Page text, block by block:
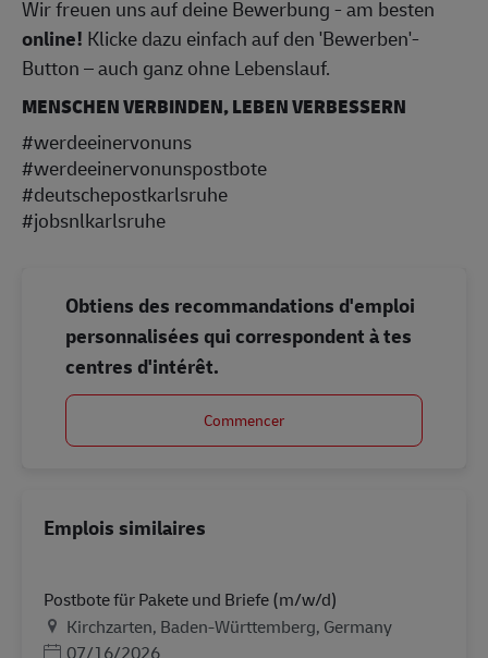
Wir freuen uns auf deine Bewerbung - am besten
online! Klicke dazu einfach auf den 'Bewerben'-
Button – auch ganz ohne Lebenslauf.
MENSCHEN VERBINDEN, LEBEN VERBESSERN
#werdeeinervonuns
#werdeeinervonunspostbote
#deutschepostkarlsruhe
#jobsnlkarlsruhe
Obtiens des recommandations d'emploi
personnalisées qui correspondent à tes
centres d'intérêt.
Commencer
Emplois similaires
Postbote für Pakete und Briefe (m/w/d)
LieuKirchzarten, Baden-Württemberg, Germany
Posted Date
07/16/2026